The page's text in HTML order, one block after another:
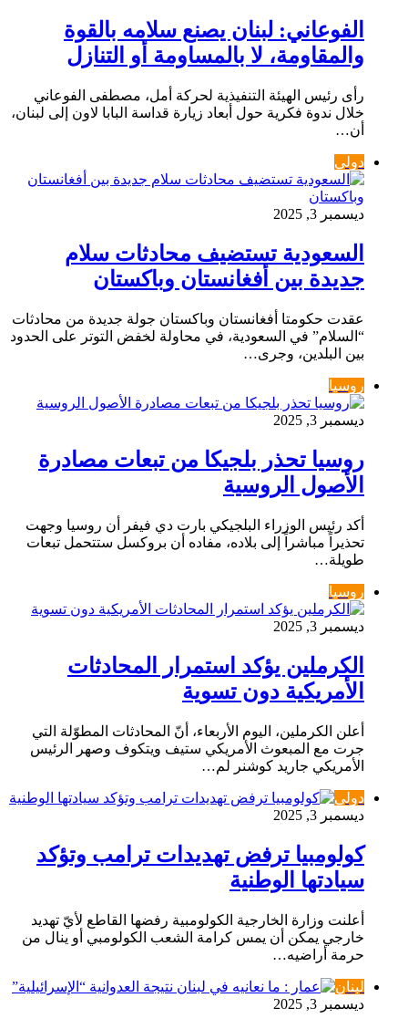
الفوعاني: لبنان يصنع سلامه بالقوة
والمقاومة، لا بالمساومة أو التنازل
رأى رئيس الهيئة التنفيذية لحركة أمل، مصطفى الفوعاني
خلال ندوة فكرية حول أبعاد زيارة قداسة البابا لاون إلى لبنان،
أن…
دولي
ديسمبر 3, 2025
السعودية تستضيف محادثات سلام
جديدة بين أفغانستان وباكستان
عقدت حكومتا أفغانستان وباكستان جولة جديدة من محادثات
“السلام” في السعودية، في محاولة لخفض التوتر على الحدود
بين البلدين، وجرى…
روسيا
ديسمبر 3, 2025
روسيا تحذر بلجيكا من تبعات مصادرة
الأصول الروسية
أكد رئيس الوزراء البلجيكي بارت دي فيفر أن روسيا وجهت
تحذيراً مباشراً إلى بلاده، مفاده أن بروكسل ستتحمل تبعات
طويلة…
روسيا
ديسمبر 3, 2025
الكرملين يؤكد استمرار المحادثات
الأمريكية دون تسوية
أعلن الكرملين، اليوم الأربعاء، أنّ المحادثات المطوّلة التي
جرت مع المبعوث الأمريكي ستيف ويتكوف وصهر الرئيس
الأمريكي جاريد كوشنر لم…
دولي
ديسمبر 3, 2025
كولومبيا ترفض تهديدات ترامب وتؤكد
سيادتها الوطنية
أعلنت وزارة الخارجية الكولومبية رفضها القاطع لأيّ تهديد
خارجي يمكن أن يمس كرامة الشعب الكولومبي أو ينال من
حرمة أراضيه…
لبنان
ديسمبر 3, 2025